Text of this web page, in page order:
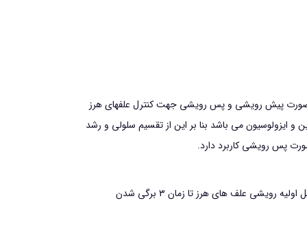
پیش رویشی و پس رویشی جهت کنترل علفهای هرز
ایزولوسیون می باشد بنا بر ‌این از تقسیم سلولی و رشد
پس رویشی کاربرد دارد.
مواد تشکیل دهنده بن سولفورون متیل ۶۰% فرمولاسیون: ۶۰% DF روش مصرف: ۵۰ تا ۷۵ گرم در هکتار از ۱ تا ۳ برگی شدن برنج و مراحل اولیه رویشی علف های هرز تا زمان ۳ برگی شدن